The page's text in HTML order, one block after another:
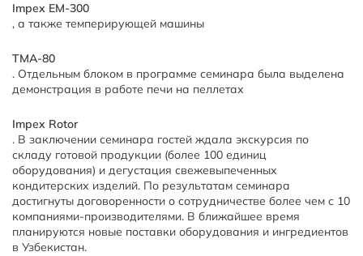
Impex EM-300
, а также темперирующей машины
ТМА-80
. Отдельным блоком в программе семинара была выделена
демонстрация в работе печи на пеллетах
Impex Rotor
. В заключении семинара гостей ждала экскурсия по
складу готовой продукции (более 100 единиц
оборудования) и дегустация свежевыпеченных
кондитерских изделий. По результатам семинара
достигнуты договоренности о сотрудничестве более чем с 10
компаниями-производителями. В ближайшее время
планируются новые поставки оборудования и ингредиентов
в Узбекистан.